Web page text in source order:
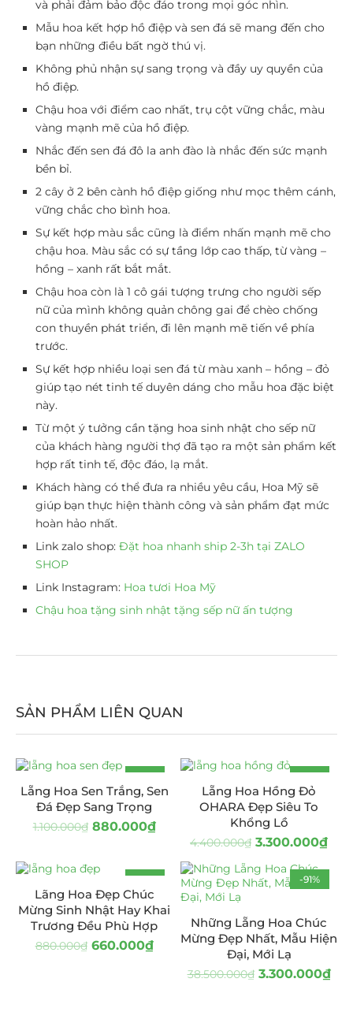
và phải đảm bảo độc đáo trong mọi góc nhìn.
Mẫu hoa kết hợp hồ điệp và sen đá sẽ mang đến cho
bạn những điều bất ngờ thú vị.
Không phủ nhận sự sang trọng và đầy uy quyền của
hồ điệp.
Chậu hoa với điểm cao nhất, trụ cột vững chắc, màu
vàng mạnh mẽ của hồ điệp.
Nhắc đến sen đá đô la anh đào là nhắc đến sức mạnh
bền bỉ.
2 cây ở 2 bên cành hồ điệp giống như mọc thêm cánh,
vững chắc cho bình hoa.
Sự kết hợp màu sắc cũng là điểm nhấn mạnh mẽ cho
chậu hoa. Màu sắc có sự tầng lớp cao thấp, từ vàng –
hồng – xanh rất bắt mắt.
Chậu hoa còn là 1 cô gái tượng trưng cho người sếp
nữ của mình không quản chông gai để chèo chống
con thuyền phát triển, đi lên mạnh mẽ tiến về phía
trước.
Sự kết hợp nhiều loại sen đá từ màu xanh – hồng – đỏ
giúp tạo nét tinh tế duyên dáng cho mẫu hoa đặc biệt
này.
Từ một ý tưởng cần tặng hoa sinh nhật cho sếp nữ
của khách hàng người thợ đã tạo ra một sản phẩm kết
hợp rất tinh tế, độc đáo, lạ mắt.
Khách hàng có thể đưa ra nhiều yêu cầu, Hoa Mỹ sẽ
giúp bạn thực hiện thành công và sản phẩm đạt mức
hoàn hảo nhất.
Link zalo shop: Đặt hoa nhanh ship 2-3h tại ZALO
SHOP
Link Instagram: Hoa tươi Hoa Mỹ
Chậu hoa tặng sinh nhật tặng sếp nữ ấn tượng
SẢN PHẨM LIÊN QUAN
-20%
Lẵng Hoa Sen Trắng, Sen
Đá Đẹp Sang Trọng
1.100.000₫ 880.000₫
-25%
Lẵng Hoa Hồng Đỏ
OHARA Đẹp Siêu To
Khổng Lồ
4.400.000₫ 3.300.000₫
-25%
Lãng Hoa Đẹp Chúc
Mừng Sinh Nhật Hay Khai
Trương Đều Phù Hợp
880.000₫ 660.000₫
-91%
Những Lẵng Hoa Chúc
Mừng Đẹp Nhất, Mẫu Hiện
Đại, Mới Lạ
38.500.000₫ 3.300.000₫